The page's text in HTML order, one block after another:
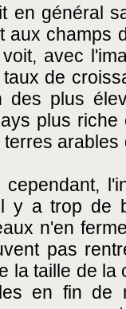
en général
aux champs
avec
de
des plus
plus
y a trop de
n'en
pas
la taille de
en fin de